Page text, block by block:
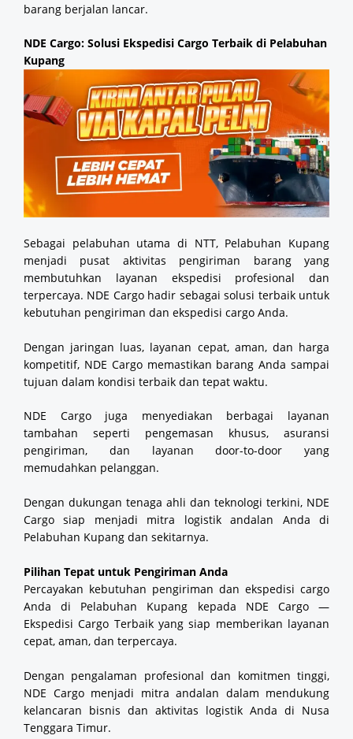
barang berjalan lancar.
NDE Cargo: Solusi Ekspedisi Cargo Terbaik di Pelabuhan
Kupang
Sebagai pelabuhan utama di NTT, Pelabuhan Kupang
menjadi pusat aktivitas pengiriman barang yang
membutuhkan layanan ekspedisi profesional dan
terpercaya. NDE Cargo hadir sebagai solusi terbaik untuk
kebutuhan pengiriman dan ekspedisi cargo Anda.
Dengan jaringan luas, layanan cepat, aman, dan harga
kompetitif, NDE Cargo memastikan barang Anda sampai
tujuan dalam kondisi terbaik dan tepat waktu.
NDE Cargo juga menyediakan berbagai layanan
tambahan seperti pengemasan khusus, asuransi
pengiriman, dan layanan door-to-door yang
memudahkan pelanggan.
Dengan dukungan tenaga ahli dan teknologi terkini, NDE
Cargo siap menjadi mitra logistik andalan Anda di
Pelabuhan Kupang dan sekitarnya.
Pilihan Tepat untuk Pengiriman Anda
Percayakan kebutuhan pengiriman dan ekspedisi cargo
Anda di Pelabuhan Kupang kepada NDE Cargo —
Ekspedisi Cargo Terbaik yang siap memberikan layanan
cepat, aman, dan terpercaya.
Dengan pengalaman profesional dan komitmen tinggi,
NDE Cargo menjadi mitra andalan dalam mendukung
kelancaran bisnis dan aktivitas logistik Anda di Nusa
Tenggara Timur.